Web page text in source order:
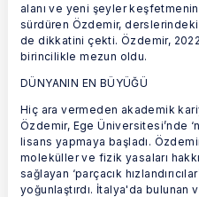
alanı ve yeni şeyler keşfetmenin
sürdüren Özdemir,
de dikkatini çekti. Özdemir, 2022
birincilikle mezun oldu.
DÜNYANIN EN BÜYÜĞÜ
Hiç ara vermeden akademik
Özdemir, Ege Üniversitesi’nde
lisans yapmaya başladı.
moleküller ve fizik yasaları
sağlayan ‘parçacık
yoğunlaştırdı. İtalya'da bulunan